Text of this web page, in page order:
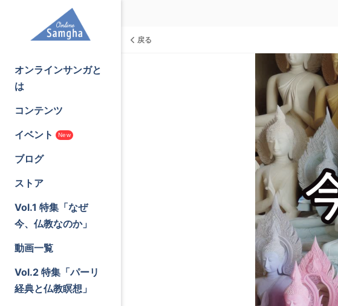
オンラインサンガと
は
コンテンツ
イベント
New
ブログ
ストア
Vol.1 特集「なぜ
今、仏教なのか」
動画一覧
Vol.2 特集「パーリ
経典と仏教瞑想」
戻る